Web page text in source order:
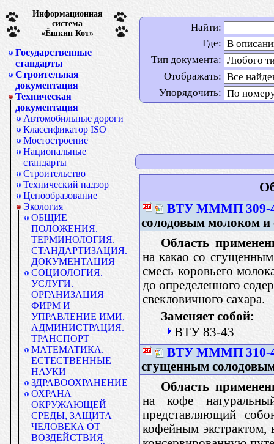
Информационная
система
«Ёшкин Кот»
Государственные
стандарты
Строительная
документация
Техническая
документация
Автомобильные дороги
Классификатор ISO
Мостостроение
Национальные
стандарты
Строительство
Технический надзор
Ценообразование
Экология
ОБЩИЕ
ПОЛОЖЕНИЯ.
ТЕРМИНОЛОГИЯ.
СТАНДАРТИЗАЦИЯ.
ДОКУМЕНТАЦИЯ
СОЦИОЛОГИЯ.
УСЛУГИ.
ОРГАНИЗАЦИЯ
ФИРМ И
УПРАВЛЕНИЕ ИМИ.
АДМИНИСТРАЦИЯ.
ТРАНСПОРТ
МАТЕМАТИКА.
ЕСТЕСТВЕННЫЕ
НАУКИ
ЗДРАВООХРАНЕНИЕ
ОХРАНА
ОКРУЖАЮЩЕЙ
СРЕДЫ, ЗАЩИТА
ЧЕЛОВЕКА ОТ
ВОЗДЕЙСТВИЯ
Найти:
Где:
Тип документа:
Отображать:
Упорядочить:
ВТУ МММП 309-
солодовым молоком и
Область
на какао со
смесь коровьего
до определенного
свекловичного сахара.
Заменяет собой:
ВТУ 83-43
ВТУ МММП 310-
сгущенным
Область
на кофе
представляющий
кофейным